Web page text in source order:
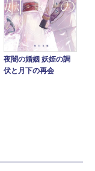
夜闇の婚姻 妖姫の調
伏と月下の再会